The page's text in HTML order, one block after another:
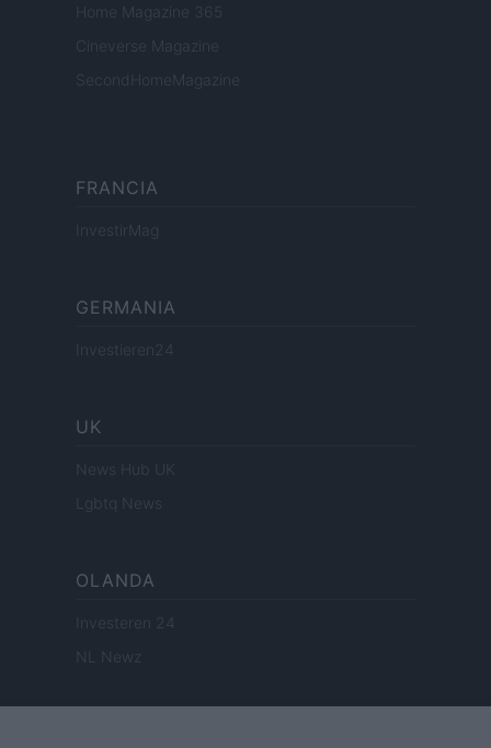
Home Magazine 365
Cineverse Magazine
SecondHomeMagazine
FRANCIA
InvestirMag
GERMANIA
Investieren24
UK
News Hub UK
Lgbtq News
OLANDA
Investeren 24
NL Newz